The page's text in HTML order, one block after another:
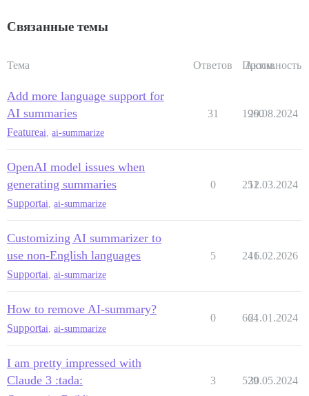
Связанные темы
Тема Ответов Просм.
Активность
Add more language support for
AI summaries
Featureai ai-summarize
31 1960
29.08.2024
OpenAI model issues when
generating summaries
Supportai ai-summarize
0 251
12.03.2024
Customizing AI summarizer to
use non-English languages
Supportai ai-summarize
5 241
16.02.2026
How to remove AI-summary?
Supportai ai-summarize
0 664
21.01.2024
I am pretty impressed with
Claude 3 :tada:
3 529
30.05.2024